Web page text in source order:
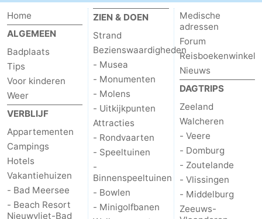
Home
ALGEMEEN
Badplaats
Tips
Voor kinderen
Weer
VERBLIJF
Appartementen
Campings
Hotels
Vakantiehuizen
- Bad Meersee
- Beach Resort
Nieuwvliet-Bad
ZIEN & DOEN
Strand
Bezienswaardigheden
- Musea
- Monumenten
- Molens
- Uitkijkpunten
Attracties
- Rondvaarten
- Speeltuinen
-
Binnenspeeltuinen
- Bowlen
- Minigolfbanen
Medische
adressen
Forum
Reisboekenwinkel
Nieuws
DAGTRIPS
Zeeland
Walcheren
- Veere
- Domburg
- Zoutelande
- Vlissingen
- Middelburg
Zeeuws-